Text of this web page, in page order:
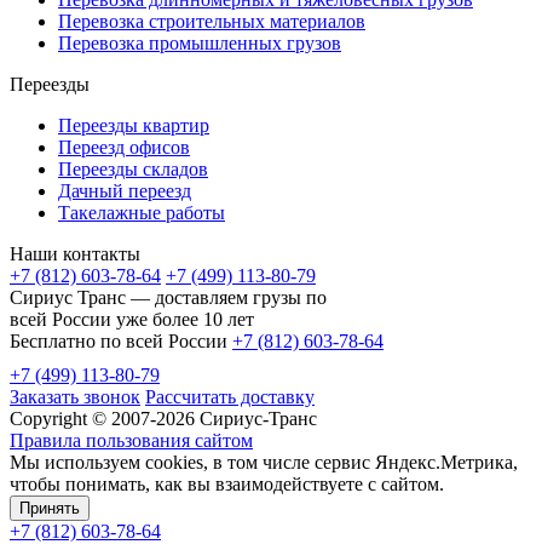
Перевозка строительных материалов
Перевозка промышленных грузов
Переезды
Переезды квартир
Переезд офисов
Переезды складов
Дачный переезд
Такелажные работы
Наши контакты
+7 (812) 603-78-64 +7 (499) 113-80-79
Сириус Транс — доставляем грузы по
всей России уже более 10 лет
Бесплатно по всей России +7 (812) 603-78-64
+7 (499) 113-80-79
Заказать звонок Рассчитать доставку
Copyright © 2007-2026 Сириус-Транс
Правила пользования сайтом
Мы используем cookies, в том числе сервис Яндекс.Метрика,
чтобы понимать, как вы взаимодействуете с сайтом.
Принять
+7 (812) 603-78-64